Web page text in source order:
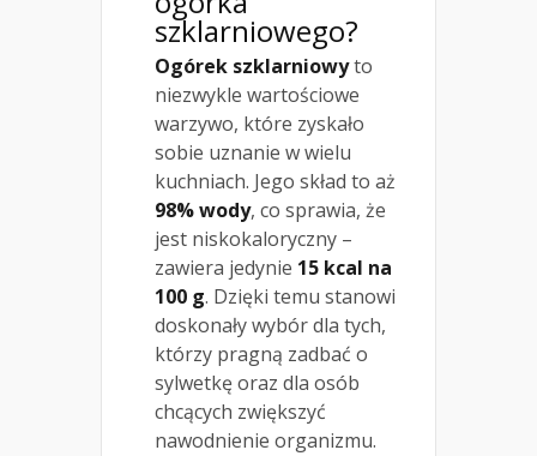
szklarniowego?
Ogórek szklarniowyto
niezwykle wartościowe
warzywo, które zyskało
sobie uznanie w wielu
kuchniach. Jego skład to aż
98% wody, co sprawia, że
jest niskokaloryczny –
zawiera jedynie 15 kcal na
100 g. Dzięki temu stanowi
doskonały wybór dla tych,
którzy pragną zadbać o
sylwetkę oraz dla osób
chcących zwiększyć
nawodnienie organizmu.